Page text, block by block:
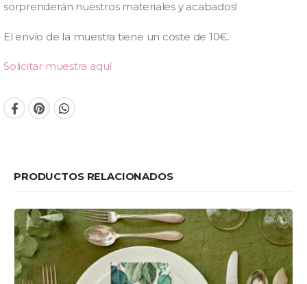
sorprenderán nuestros materiales y acabados!
El envío de la muestra tiene un coste de 10€.
Solicitar muestra aquí
PRODUCTOS RELACIONADOS